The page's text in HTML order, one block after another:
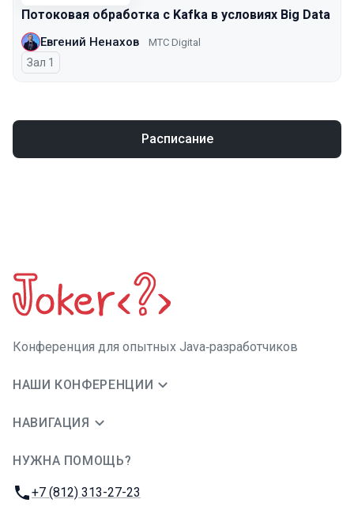
Потоковая обработка с Kafka в условиях Big Data
Евгений Ненахов МТС Digital
Зал 1
Расписание
Конференция для опытных Java‑разработчиков
НАШИ КОНФЕРЕНЦИИ
НАВИГАЦИЯ
НУЖНА ПОМОЩЬ?
Телефон:
+7 (812) 313-27-23